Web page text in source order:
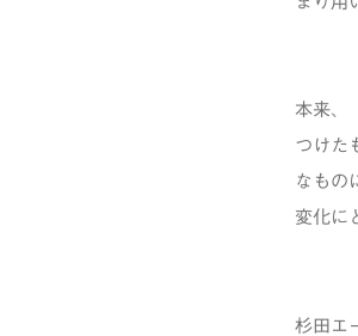
本来、
つけた
なもの
変化に
杉田エ